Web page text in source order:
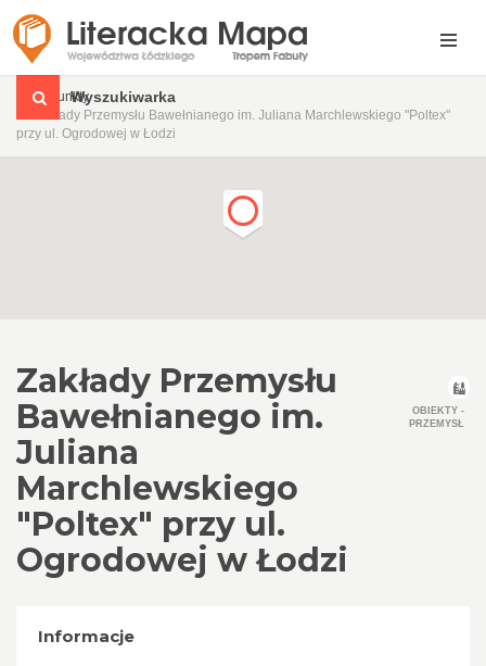
Wyszukiwarka
Punkty
Zakłady Przemysłu Bawełnianego im. Juliana Marchlewskiego "Poltex"
przy ul. Ogrodowej w Łodzi
Zakłady Przemysłu
Bawełnianego im.
Juliana
Marchlewskiego
"Poltex" przy ul.
Ogrodowej w Łodzi
OBIEKTY -
PRZEMYSŁ
Informacje